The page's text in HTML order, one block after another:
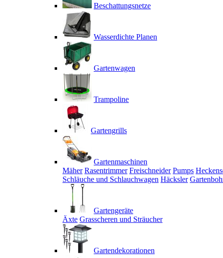
Beschattungsnetze
Wasserdichte Planen
Gartenwagen
Trampoline
Gartengrills
Gartenmaschinen
Mäher Rasentrimmer Freischneider Pumps
Schläuche und Schlauchwagen Häcksler
Gartengeräte
Äxte Grasscheren und Sträucher
Gartendekorationen